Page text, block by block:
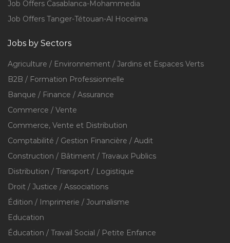
Job Offers Casablanca-Mohammedia
Job Offers Tanger-Tétouan-Al Hoceïma
Jobs by Sectors
Agriculture / Environnement / Jardins et Espaces Verts
B2B / Formation Professionnelle
Banque / Finance / Assurance
Commerce / Vente
Commerce, Vente et Distribution
Comptabilité / Gestion Financière / Audit
Construction / Bâtiment / Travaux Publics
Distribution / Transport / Logistique
Droit / Justice / Associations
Édition / Imprimerie / Journalisme
Education
Éducation / Travail Social / Petite Enfance